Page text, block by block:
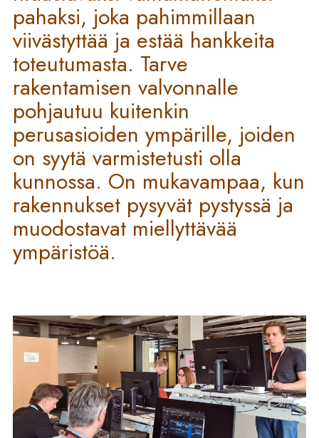
pahaksi, joka pahimmillaan
viivästyttää ja estää hankkeita
toteutumasta. Tarve
rakentamisen valvonnalle
pohjautuu kuitenkin
perusasioiden ympärille, joiden
on syytä varmistetusti olla
kunnossa. On mukavampaa, kun
rakennukset pysyvät pystyssä ja
muodostavat miellyttävää
ympäristöä.